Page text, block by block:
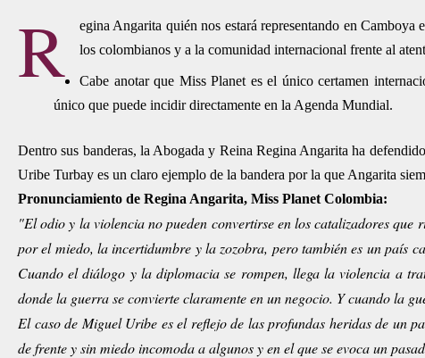
R
egina Angarita quién nos estará representando en
los colombianos y a la comunidad internacional frente al
Cabe anotar que Miss Planet es el único certamen
único que puede incidir directamente en la Agenda Mundial.
Dentro sus banderas, la Abogada y Reina Regina Angarita ha
Uribe Turbay es un claro ejemplo de la bandera por la que Angarita
Pronunciamiento de Regina Angarita, Miss Planet Colombia:
"El odio y la violencia no pueden convertirse en los catalizadores
por el miedo, la incertidumbre y la zozobra, pero también es un país
Cuando el diálogo y la diplomacia se rompen, llega la violencia a
donde la guerra se convierte claramente en un negocio. Y cuando la
El caso de Miguel Uribe es el reflejo de las profundas heridas de un
de frente y sin miedo incomoda a algunos y en el que se evoca un